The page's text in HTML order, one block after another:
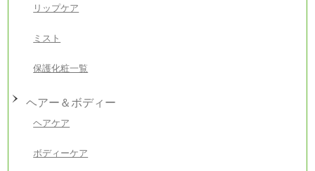
リップケア
ミスト
保護化粧一覧
ヘアー＆ボディー
ヘアケア
ボディーケア